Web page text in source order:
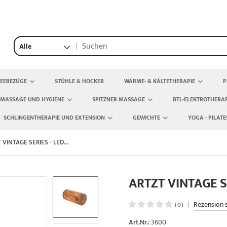
Alle
STÜHLE & HOCKER WÄRME- & KÄLTETHERAPIE
UND HYGIENE SPITZNER MASSAGE BTL-
SCHLINGENTHERAPIE UND EXTENSION GEWICHTE YOGA -
ARTZT VINTAGE SERIES - LEDER FASZIENROLLE
ARTZT VINTAGE
(0) | Rezension
Art.Nr.:3600